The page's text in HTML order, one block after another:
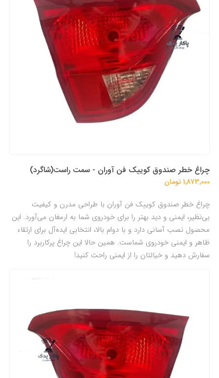
چراغ خطر صندوق کوییک فن آوران - سمت راست(شاگرد)
1,873,000 تومان
چراغ خطر صندوق کوییک فن آوران با طراحی مدرن و کیفیت
بی‌نظیر، ایمنی و دید بهتر را برای خودروی شما به ارمغان می‌آورد. این
محصول نصب آسانی دارد و با دوام بالا، انتخابی ایده‌آل برای ارتقاء
ظاهر و ایمنی خودروی شماست. همین حالا این چراغ پرکاربرد را
سفارش دهید و خیالتان را از ایمنی راحت کنید!